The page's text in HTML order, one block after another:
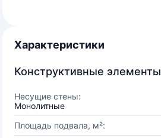
Характеристики
Конструктивные элементы
Несущие стены:
Монолитные
Площадь подвала, м²: